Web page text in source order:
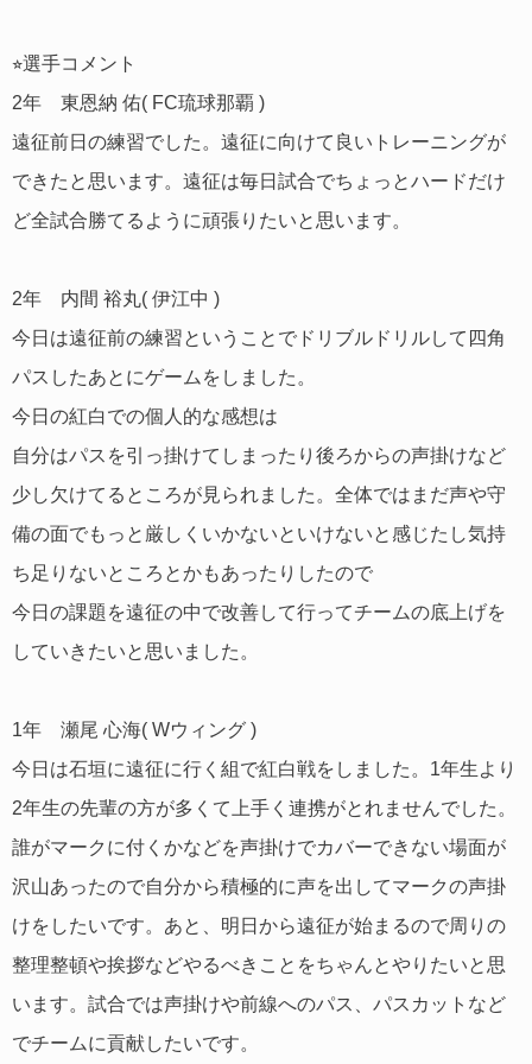
⭐︎選手コメント
2年 東恩納 佑( FC琉球那覇 )
遠征前日の練習でした。遠征に向けて良いトレーニングが
できたと思います。遠征は毎日試合でちょっとハードだけ
ど全試合勝てるように頑張りたいと思います。
2年 内間 裕丸( 伊江中 )
今日は遠征前の練習ということでドリブルドリルして四角
パスしたあとにゲームをしました。
今日の紅白での個人的な感想は
自分はパスを引っ掛けてしまったり後ろからの声掛けなど
少し欠けてるところが見られました。全体ではまだ声や守
備の面でもっと厳しくいかないといけないと感じたし気持
ち足りないところとかもあったりしたので
今日の課題を遠征の中で改善して行ってチームの底上げを
していきたいと思いました。
1年 瀬尾 心海( Wウィング )
今日は石垣に遠征に行く組で紅白戦をしました。1年生より
2年生の先輩の方が多くて上手く連携がとれませんでした。
誰がマークに付くかなどを声掛けでカバーできない場面が
沢山あったので自分から積極的に声を出してマークの声掛
けをしたいです。あと、明日から遠征が始まるので周りの
整理整頓や挨拶などやるべきことをちゃんとやりたいと思
います。試合では声掛けや前線へのパス、パスカットなど
でチームに貢献したいです。